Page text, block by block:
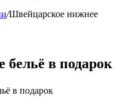
/Швейцарское нижнее
в подарок